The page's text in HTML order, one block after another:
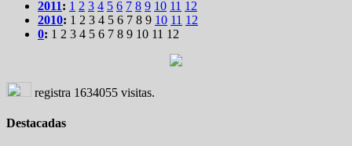
2011: 1 2 3 4 5 6 7 8 9 10 11 12
2010: 1 2 3 4 5 6 7 8 9 10 11 12
0: 1 2 3 4 5 6 7 8 9 10 11 12
registra 1634055 visitas.
Destacadas